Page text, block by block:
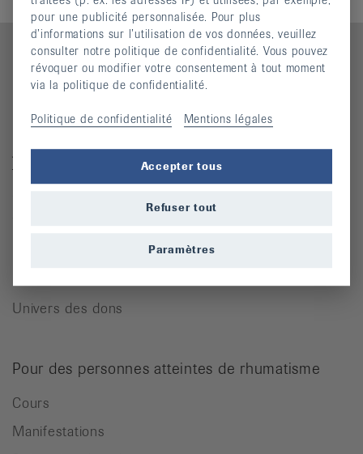
Contact
Ligue suisse contre le rhumatisme
Josefstrasse 92, 8005 Zürich
Téléphone: 044 487 40 00
Univers des dons
Pour des personnes atteintes de rhumatisme
Cours
Manifestations
pour une publicité personnalisée. Pour plus
d’informations sur l’utilisation de vos données, veuillez
consulter notre politique de confidentialité. Vous pouvez
révoquer ou modifier votre consentement à tout moment
via la politique de confidentialité.
Politique de confidentialité Mentions légales
Accepter tous
Refuser tout
Paramètres